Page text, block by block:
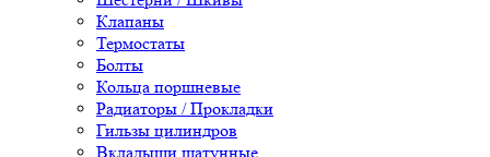
Клапаны
Термостаты
Болты
Кольца поршневые
Радиаторы / Прокладки
Гильзы цилиндров
Вкладыши шатунные